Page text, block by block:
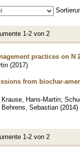
1-2 von 2
practices on
(2017)
from biochar-
Krause, Hans-Martin;
Behrens, Sebastian (2014)
1-2 von 2